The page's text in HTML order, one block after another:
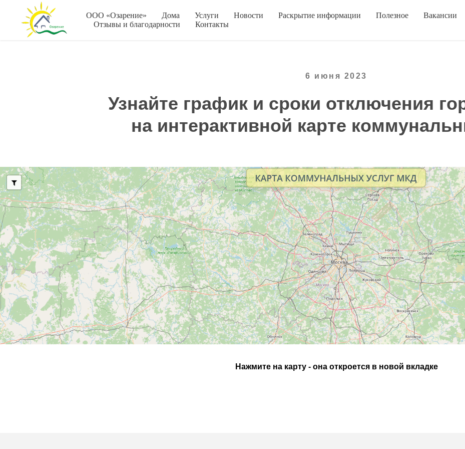
ООО «Озарение» Дома Услуги Новости Раскрытие информации Полезное
Вакансии
Отзывы и благодарности
Контакты
6 июня 2023
Узнайте график и сроки отключения
на интерактивной карте
Нажмите на карту - она откроется в новой вкладке